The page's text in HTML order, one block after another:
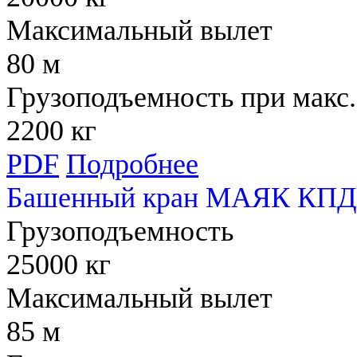
Максимальный вылет
80 м
Грузоподъемность при
2200 кг
PDF Подробнее
Башенный кран МАЯК КПД
Грузоподъемность
25000 кг
Максимальный вылет
85 м